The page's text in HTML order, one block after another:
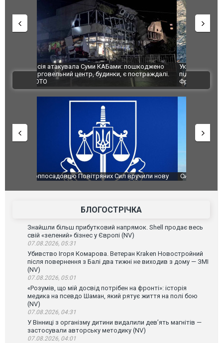
Українські надзвичайники врятували козуленя
під час ліквідації масштабної лісової пожежі у
Франції
СБУ за
Болгарії
ВІДЕО
Сили оборони уразили Ярославський НПЗ:
атаку. ВІДЕО
Неймар
БЛОГОСТРІЧКА
Знайшли більш прибутковий напрямок. Shell продає весь
свій «зелений» бізнес у Європі (NV)
07.08.2026, 05:31
Убивство Ігоря Комарова. Ветеран Kraken Новостройний
після повернення з Балі два тижні не виходив з дому — ЗМІ
(NV)
07.08.2026, 05:01
«Розумів, що мій досвід потрібен на фронті»: історія
медика на псевдо Шаман, який рятує життя на полі бою
(NV)
07.08.2026, 04:31
У Вінниці з організму дитини видалили дев’ять магнітів —
застосували авторську методику (NV)
07.08.2026, 04:01